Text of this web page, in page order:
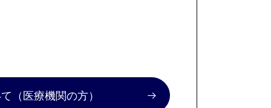
（医療機関の方）